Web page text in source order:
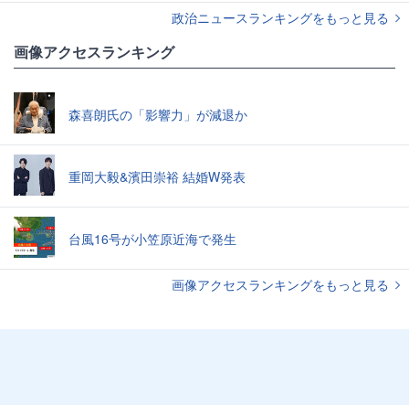
政治ニュースランキングをもっと見る
画像アクセスランキング
森喜朗氏の「影響力」が減退か
重岡大毅&濱田崇裕 結婚W発表
台風16号が小笠原近海で発生
画像アクセスランキングをもっと見る